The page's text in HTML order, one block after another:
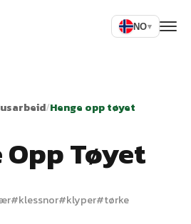
NO▾
/Henge opp tøyet
Opp Tøyet
#klessnor#klyper#tørke